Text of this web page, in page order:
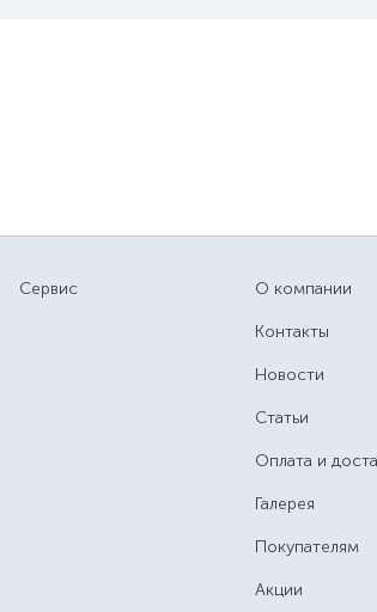
Сервис О компании
Контакты
Новости
Статьи
Оплата и
Галерея
Покупателям
Акции